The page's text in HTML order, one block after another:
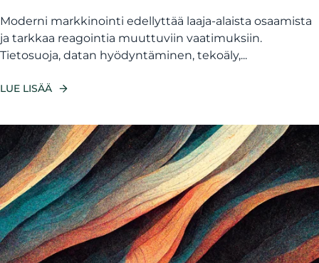
Moderni markkinointi edellyttää laaja-alaista osaamista
ja tarkkaa reagointia muuttuviin vaatimuksiin.
Tietosuoja, datan hyödyntäminen, tekoäly,...
LUE LISÄÄ